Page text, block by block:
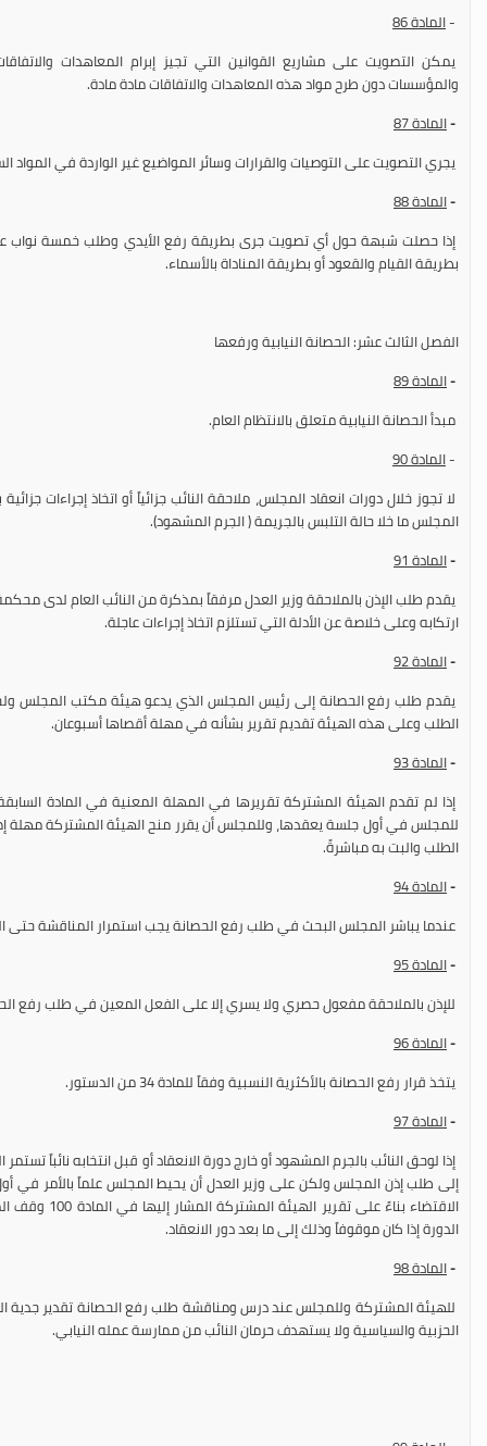
-المادة
يمكن التصويت على مشاريع القوانين التي تجيز إبرام المعاهدات
والمؤسسات دون طرح مواد هذه المعاهدات والاتفاقات مادة مادة.
-المادة
يجري التصويت على التوصيات والقرارات وسائر المواضيع غير الواردة في المواد
-المادة
إذا حصلت شبهة حول أي تصويت جرى بطريقة رفع الأيدي وطلب خمسة نواب
بطريقة القيام والقعود أو بطريقة المناداة بالأسماء.
الفصل الثالث عشر: الحصانة النيابية ورفعها
-المادة 89
مبدأ الحصانة النيابية متعلق بالانتظام العام.
-المادة 90
لا تجوز خلال دورات انعقاد المجلس، ملاحقة النائب جزائياً أو اتخاذ إجراءات
المجلس ما خلا حالة التلبس بالجريمة ( الجرم المشهود).
-المادة 91
يقدم طلب الإذن بالملاحقة وزير العدل مرفقاً بمذكرة من النائب العام لدى
ارتكابه وعلى خلاصة عن الأدلة التي تستلزم اتخاذ إجراءات عاجلة.
-المادة 92
يقدم طلب رفع الحصانة إلى رئيس المجلس الذي يدعو هيئة مكتب المجلس
الطلب وعلى هذه الهيئة تقديم تقرير بشأنه في مهلة أقصاها أسبوعان.
-المادة 93
إذا لم تقدم الهيئة المشتركة تقريرها في المهلة المعنية في المادة
للمجلس في أول جلسة يعقدها، وللمجلس أن يقرر منح الهيئة المشتركة مهلة
الطلب والبت به مباشرةً.
-المادة 94
عندما يباشر المجلس البحث في طلب رفع الحصانة يجب استمرار المناقشة حتى
-المادة 95
للإذن بالملاحقة مفعول حصري ولا يسري إلا على الفعل المعين في طلب رفع
-المادة 96
يتخذ قرار رفع الحصانة بالأكثرية النسبية وفقاً للمادة 34 من الدستور.
-المادة 97
إذا لوحق النائب بالجرم المشهود أو خارج دورة الانعقاد أو قبل انتخابه نائباً
إلى طلب إذن المجلس ولكن على وزير العدل أن يحيط المجلس علماً بالأمر في
الاقتضاء بناءً
الدورة إذا كان موقوفاً وذلك إلى ما بعد دور الانعقاد.
-المادة 98
للهيئة المشتركة وللمجلس عند درس ومناقشة طلب رفع الحصانة تقدير جدية
الحزبية والسياسية ولا يستهدف حرمان النائب من ممارسة عمله النيابي.